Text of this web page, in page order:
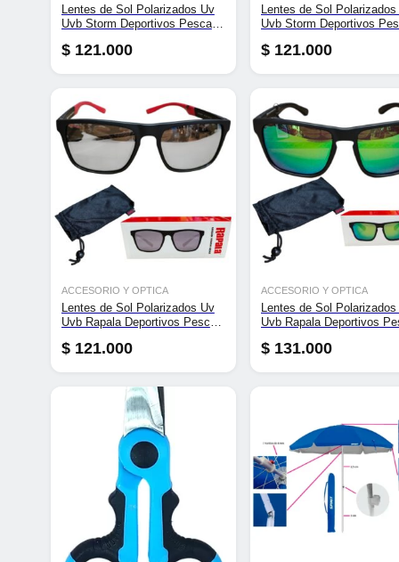
Lentes de Sol Polarizados Uv
Uvb Storm Deportivos Pesca
$121.000
Lentes de Sol Polarizados
Uvb Storm Deportivos
$121.000
ACCESORIO Y OPTICA
Lentes de Sol Polarizados Uv
Uvb Rapala Deportivos Pesca
$121.000
ACCESORIO Y OPTICA
Lentes de Sol
Uvb Rapala Deportivos
$131.000